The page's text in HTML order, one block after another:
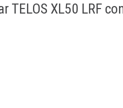
TELOS XL50 LRF